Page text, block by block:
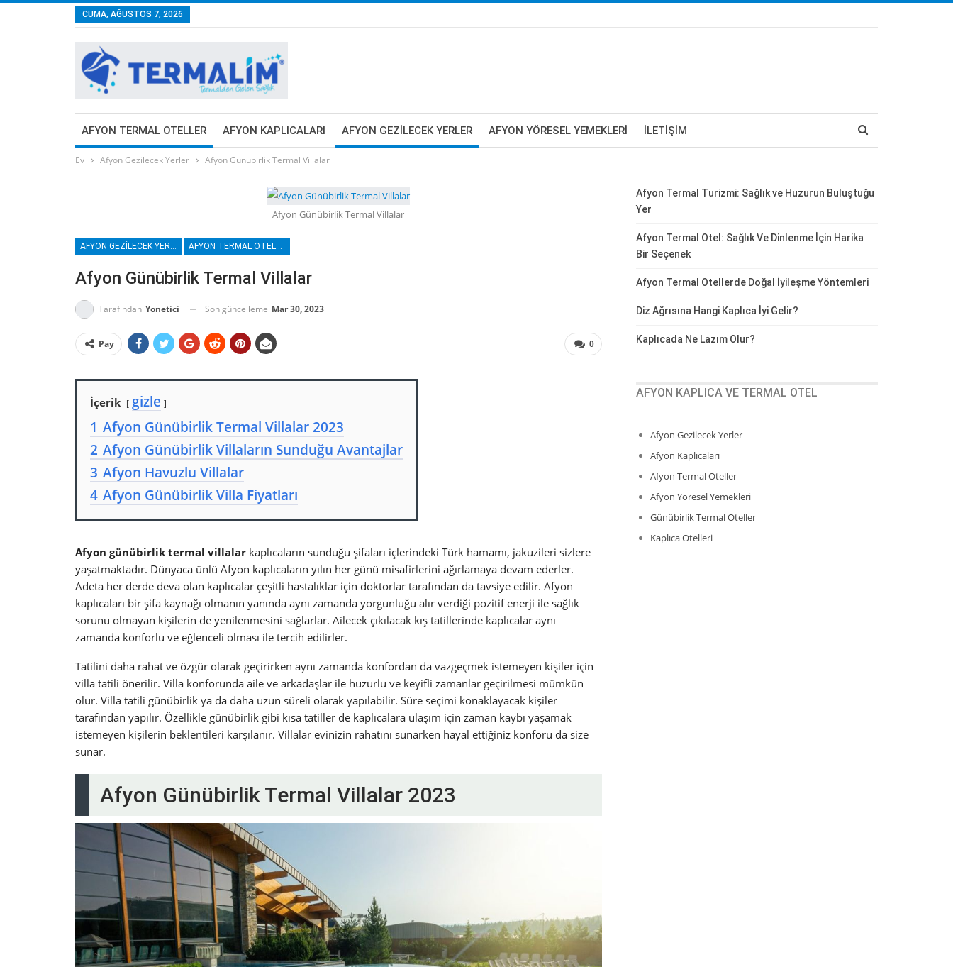
CUMA, AĞUSTOS 7, 2026
AFYON TERMAL OTELLER AFYON KAPLICALARI AFYON GEZILECEK YERLER AFYON YÖRESEL YEMEKLERI İLETIŞIM
Ev Afyon Gezilecek Yerler Afyon Günübirlik Termal Villalar
Afyon Günübirlik Termal Villalar
Afyon Günübirlik Termal Villalar
Tarafından Yonetici Son güncelleme Mar 30, 2023
0
Pay
İçerik
gizle
1 Afyon Günübirlik Termal Villalar 2023
2 Afyon Günübirlik Villaların Sunduğu Avantajlar
3 Afyon Havuzlu Villalar
4 Afyon Günübirlik Villa Fiyatları
Afyon günübirlik termal villalar kaplıcaların sunduğu şifaları içlerindeki Türk hamamı, jakuzileri sizlere
yaşatmaktadır. Dünyaca ünlü Afyon kaplıcaların yılın her günü misafirlerini ağırlamaya devam ederler.
Adeta her derde deva olan kaplıcalar çeşitli hastalıklar için doktorlar tarafından da tavsiye edilir. Afyon
kaplıcaları bir şifa kaynağı olmanın yanında aynı zamanda yorgunluğu alır verdiği pozitif enerji ile sağlık
sorunu olmayan kişilerin de yenilenmesini sağlarlar. Ailecek çıkılacak kış tatillerinde kaplıcalar aynı
zamanda konforlu ve eğlenceli olması ile tercih edilirler.
Tatilini daha rahat ve özgür olarak geçirirken aynı zamanda konfordan da vazgeçmek istemeyen kişiler için
villa tatili önerilir. Villa konforunda aile ve arkadaşlar ile huzurlu ve keyifli zamanlar geçirilmesi mümkün
olur. Villa tatili günübirlik ya da daha uzun süreli olarak yapılabilir. Süre seçimi konaklayacak kişiler
tarafından yapılır. Özellikle günübirlik gibi kısa tatiller de kaplıcalara ulaşım için zaman kaybı yaşamak
istemeyen kişilerin beklentileri karşılanır. Villalar evinizin rahatını sunarken hayal ettiğiniz konforu da size
sunar.
Afyon Günübirlik Termal Villalar 2023
Afyon Termal Turizmi: Sağlık ve Huzurun Buluştuğu
Yer
Afyon Termal Otel: Sağlık Ve Dinlenme İçin Harika
Bir Seçenek
Afyon Termal Otellerde Doğal İyileşme Yöntemleri
Diz Ağrısına Hangi Kaplıca İyi Gelir?
Kaplıcada Ne Lazım Olur?
AFYON KAPLICA VE TERMAL OTEL
Afyon Gezilecek Yerler
Afyon Kaplıcaları
Afyon Termal Oteller
Afyon Yöresel Yemekleri
Günübirlik Termal Oteller
Kaplıca Otelleri